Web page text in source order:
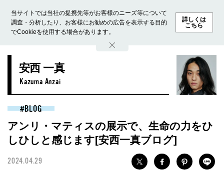
当サイトでは当社の提携先等がお客様のニーズ等について
調査・分析したり、お客様にお勧めの広告を表示する目的
でCookieを使用する場合があります。
詳しくは
こちら
ホーム モデル募集 ランキング ファッション ビューテ
安西 一真
Kazuma Anzai
BLOG
アンリ・マティスの展示で、生命の力をひ
しひしと感じます[安西一真ブログ]
2024.04.29